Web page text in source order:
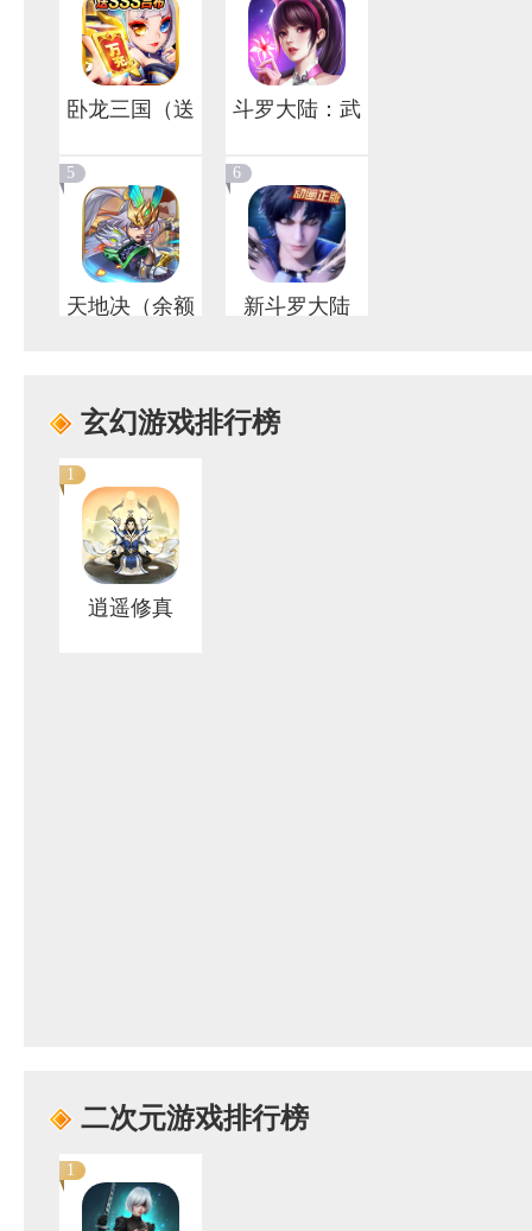
卧龙三国（送
斗罗大陆：武
5
天地决（余额
6
新斗罗大陆
玄幻游戏排行榜
1
逍遥修真
二次元游戏排行榜
1